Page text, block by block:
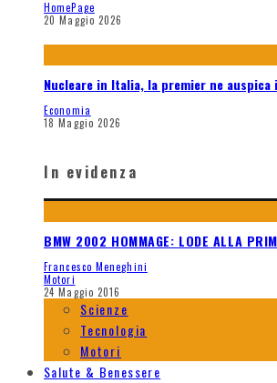
HomePage
20 Maggio 2026
Nucleare in Italia, la premier ne
Economia
18 Maggio 2026
In evidenza
BMW 2002 HOMMAGE: LODE ALLA
Francesco Meneghini
Motori
24 Maggio 2016
Scienze
Tecnologia
Motori
Salute & Benessere